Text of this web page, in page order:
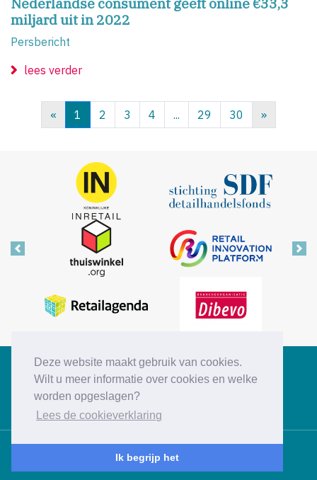
Deze website maakt gebruik van cookies.
Wilt u meer informatie over cookies en welke
worden opgeslagen?
Lees de cookieverklaring
Ik begrijp het
miljard uit in 2022
Persbericht
lees verder
« 1 2 3 4 ... 29 30 »
Vorige
Copyright © 2026 Retail Insiders
Disclaimer Privacy statement